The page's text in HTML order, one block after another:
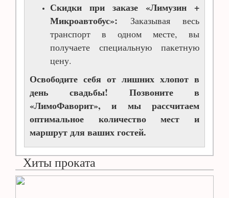
Скидки при заказе «Лимузин +
Микроавтобус»: Заказывая весь
транспорт в одном месте, вы
получаете специальную пакетную
цену.
Освободите себя от лишних хлопот в
день свадьбы! Позвоните в
«ЛимоФаворит», и мы рассчитаем
оптимальное количество мест и
маршрут для ваших гостей.
Хиты проката